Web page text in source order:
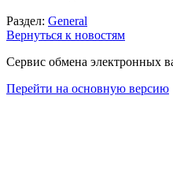
Раздел: General
Вернуться к новостям
Сервис обмена электронных
Перейти на основную версию